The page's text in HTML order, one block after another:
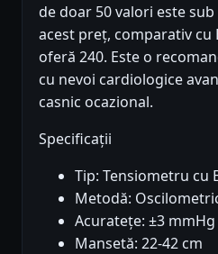
de doar 50 valori este
acest preț, comparativ cu
oferă 240. Este o
cu nevoi cardiologice
casnic ocazional.
Specificații
Tip: Tensiometru cu
Metodă:
Acuratețe: ±3 mmHg
Mansetă: 22-42 cm